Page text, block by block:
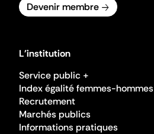
Devenir membre
L'institution
Service public +
Index égalité femmes-hommes
Recrutement
Marchés publics
Informations pratiques